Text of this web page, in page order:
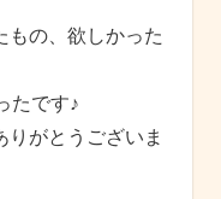
もの、欲しかった
たです♪
がとうございま